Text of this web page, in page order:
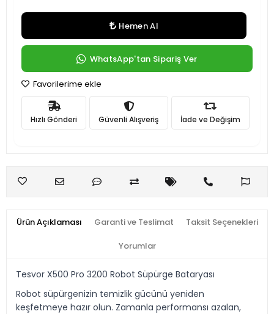
Hemen Al
WhatsApp'tan Sipariş Ver
Favorilerime ekle
Hızlı Gönderi Güvenli Alışveriş İade ve Değişim
Ürün Açıklaması Garanti ve Teslimat Taksit Seçenekleri
Yorumlar
Tesvor X500 Pro 3200 Robot Süpürge Bataryası
Robot süpürgenizin temizlik gücünü yeniden
keşfetmeye hazır olun. Zamanla performansı azalan,